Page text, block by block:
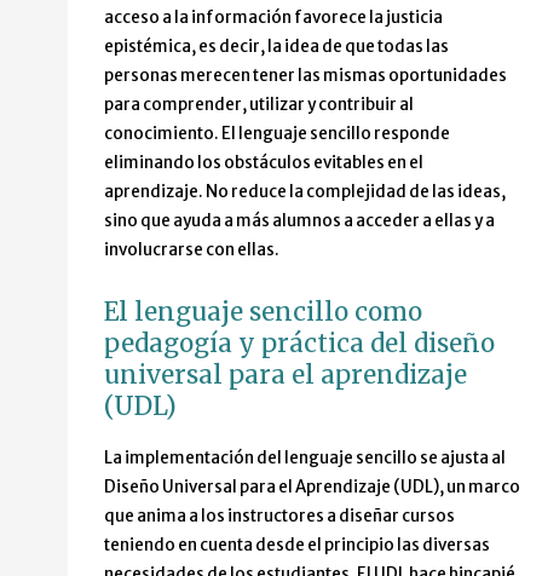
acceso a la información favorece la justicia
epistémica, es decir, la idea de que todas las
personas merecen tener las mismas oportunidades
para comprender, utilizar y contribuir al
conocimiento. El lenguaje sencillo responde
eliminando los obstáculos evitables en el
aprendizaje. No reduce la complejidad de las ideas,
sino que ayuda a más alumnos a acceder a ellas y a
involucrarse con ellas.
El lenguaje sencillo como
pedagogía y práctica del diseño
universal para el aprendizaje
(UDL)
La implementación del lenguaje sencillo se ajusta al
Diseño Universal para el Aprendizaje (UDL), un marco
que anima a los instructores a diseñar cursos
teniendo en cuenta desde el principio las diversas